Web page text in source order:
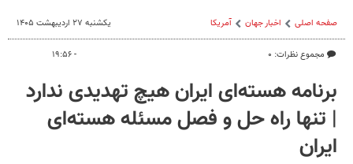
صفحه اصلی اخبار جهان آمریکا
مجموع نظرات: ۰
یکشنبه ۲۷ اردیبهشت ۱۴۰۵
- ۱۹:۵۶
برنامه هسته‌ای ایران هیچ تهدیدی ندارد
| تنها راه حل و فصل مسئله هسته‌ای
ایران